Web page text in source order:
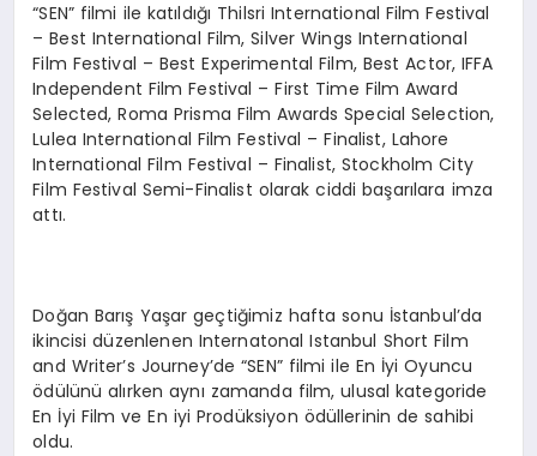
“SEN” filmi ile katıldığı Thilsri International Film Festival
– Best International Film, Silver Wings International
Film Festival – Best Experimental Film, Best Actor, IFFA
Independent Film Festival – First Time Film Award
Selected, Roma Prisma Film Awards Special Selection,
Lulea International Film Festival – Finalist, Lahore
International Film Festival – Finalist, Stockholm City
Film Festival Semi-Finalist olarak ciddi başarılara imza
attı.
Doğan Barış Yaşar geçtiğimiz hafta sonu İstanbul’da
ikincisi düzenlenen Internatonal Istanbul Short Film
and Writer’s Journey’de “SEN” filmi ile En İyi Oyuncu
ödülünü alırken aynı zamanda film, ulusal kategoride
En İyi Film ve En iyi Prodüksiyon ödüllerinin de sahibi
oldu.